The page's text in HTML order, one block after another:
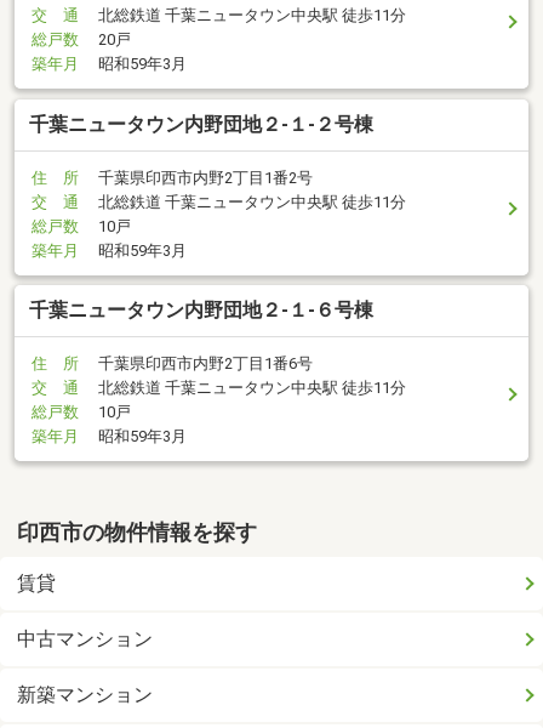
交 通
北総鉄道 千葉ニュータウン中央駅 徒歩11分
総戸数
20戸
築年月
昭和59年3月
千葉ニュータウン内野団地２-１-２号棟
住 所
千葉県印西市内野2丁目1番2号
交 通
北総鉄道 千葉ニュータウン中央駅 徒歩11分
総戸数
10戸
築年月
昭和59年3月
千葉ニュータウン内野団地２-１-６号棟
住 所
千葉県印西市内野2丁目1番6号
交 通
北総鉄道 千葉ニュータウン中央駅 徒歩11分
総戸数
10戸
築年月
昭和59年3月
印西市の物件情報を探す
賃貸
中古マンション
新築マンション